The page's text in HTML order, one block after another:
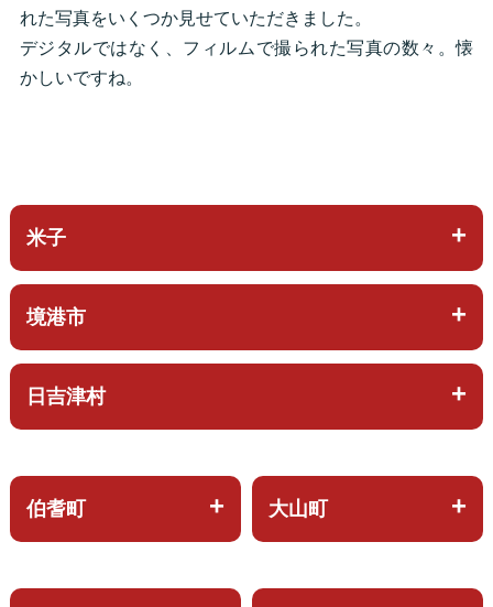
れた写真をいくつか見せていただきました。
デジタルではなく、フィルムで撮られた写真の数々。懐
かしいですね。
米子
境港市
日吉津村
伯耆町 大山町